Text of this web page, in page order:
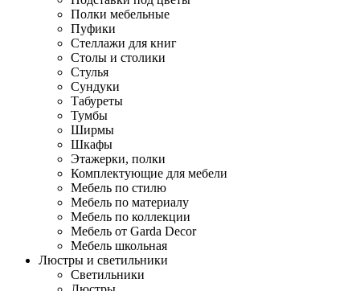
Полки мебельные
Пуфики
Стеллажи для книг
Столы и столики
Стулья
Сундуки
Табуреты
Тумбы
Ширмы
Шкафы
Этажерки, полки
Комплектующие для мебели
Мебель по стилю
Мебель по материалу
Мебель по коллекции
Мебель от Garda Decor
Мебель школьная
Люстры и светильники
Светильники